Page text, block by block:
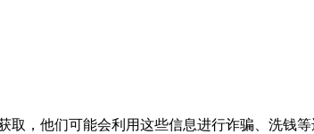
，他们可能会利用这些信息进行诈骗、洗钱